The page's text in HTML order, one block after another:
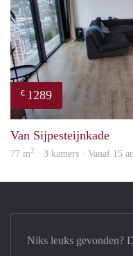
€ 1289
Van Sijpesteijnkade
77 m2 · 3 kamers · Vanaf 15
Niks leuks gevonden?